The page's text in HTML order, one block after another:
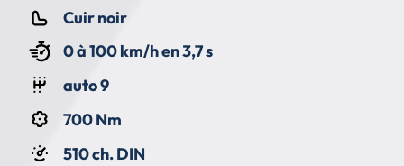
Cuir noir
0 à 100 km/h en 3,7 s
auto 9
700 Nm
510 ch. DIN